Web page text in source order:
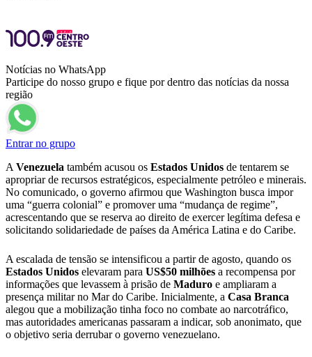
Notícias no WhatsApp
Participe do nosso grupo e fique por dentro das notícias da nossa
região
Entrar no grupo
A Venezuela também acusou os Estados Unidos de tentarem se
apropriar de recursos estratégicos, especialmente petróleo e minerais.
No comunicado, o governo afirmou que Washington busca impor
uma “guerra colonial” e promover uma “mudança de regime”,
acrescentando que se reserva ao direito de exercer legítima defesa e
solicitando solidariedade de países da América Latina e do Caribe.
A escalada de tensão se intensificou a partir de agosto, quando os
Estados Unidos elevaram para US$50 milhões a recompensa por
informações que levassem à prisão de Maduro e ampliaram a
presença militar no Mar do Caribe. Inicialmente, a Casa Branca
alegou que a mobilização tinha foco no combate ao narcotráfico,
mas autoridades americanas passaram a indicar, sob anonimato, que
o objetivo seria derrubar o governo venezuelano.